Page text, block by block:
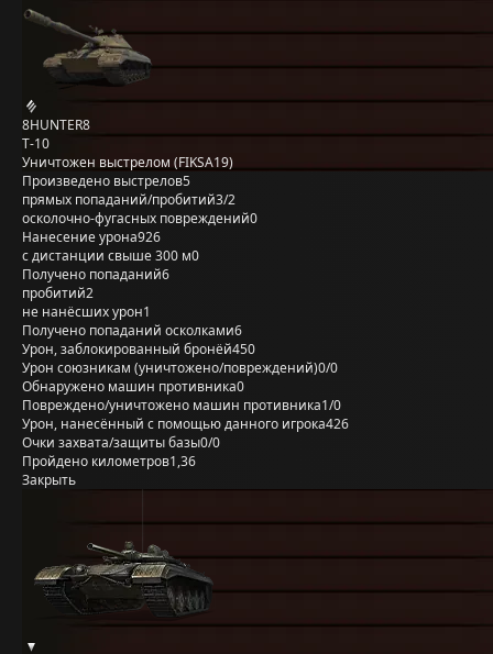
8HUNTER8
Т-10
Уничтожен выстрелом (FIKSA19)
Произведено выстрелов5
прямых попаданий/пробитий3/2
осколочно-фугасных повреждений0
Нанесение урона926
с дистанции свыше 300 м0
Получено попаданий6
пробитий2
не нанёсших урон1
Получено попаданий осколками6
Урон, заблокированный бронёй450
Урон союзникам (уничтожено/повреждений)0/0
Обнаружено машин противника0
Повреждено/уничтожено машин противника1/0
Урон, нанесённый с помощью данного игрока426
Очки захвата/защиты базы0/0
Пройдено километров1,36
Закрыть